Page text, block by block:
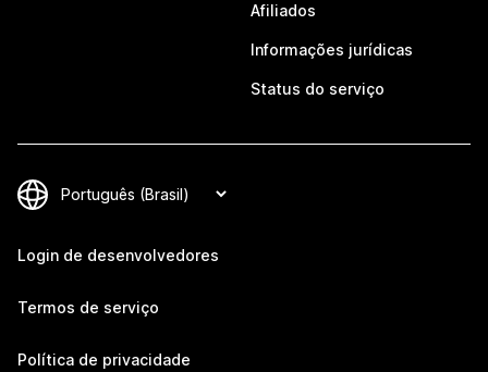
Afiliados
Informações jurídicas
Status do serviço
Login de desenvolvedores
Termos de serviço
Política de privacidade